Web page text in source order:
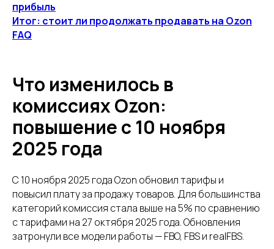
прибыль
Итог: стоит ли продолжать продавать на Ozon
FAQ
Что изменилось в
комиссиях Ozon:
повышение с 10 ноября
2025 года
С 10 ноября 2025 года Ozon обновил тарифы и
повысил плату за продажу товаров. Для большинства
категорий комиссия стала выше на 5% по сравнению
с тарифами на 27 октября 2025 года. Обновления
затронули все модели работы — FBO, FBS и realFBS.